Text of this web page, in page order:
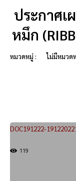
ประกาศเ
หมึก
หมวดหมู่ : ไม่มีหมวด
DOC191222-
119